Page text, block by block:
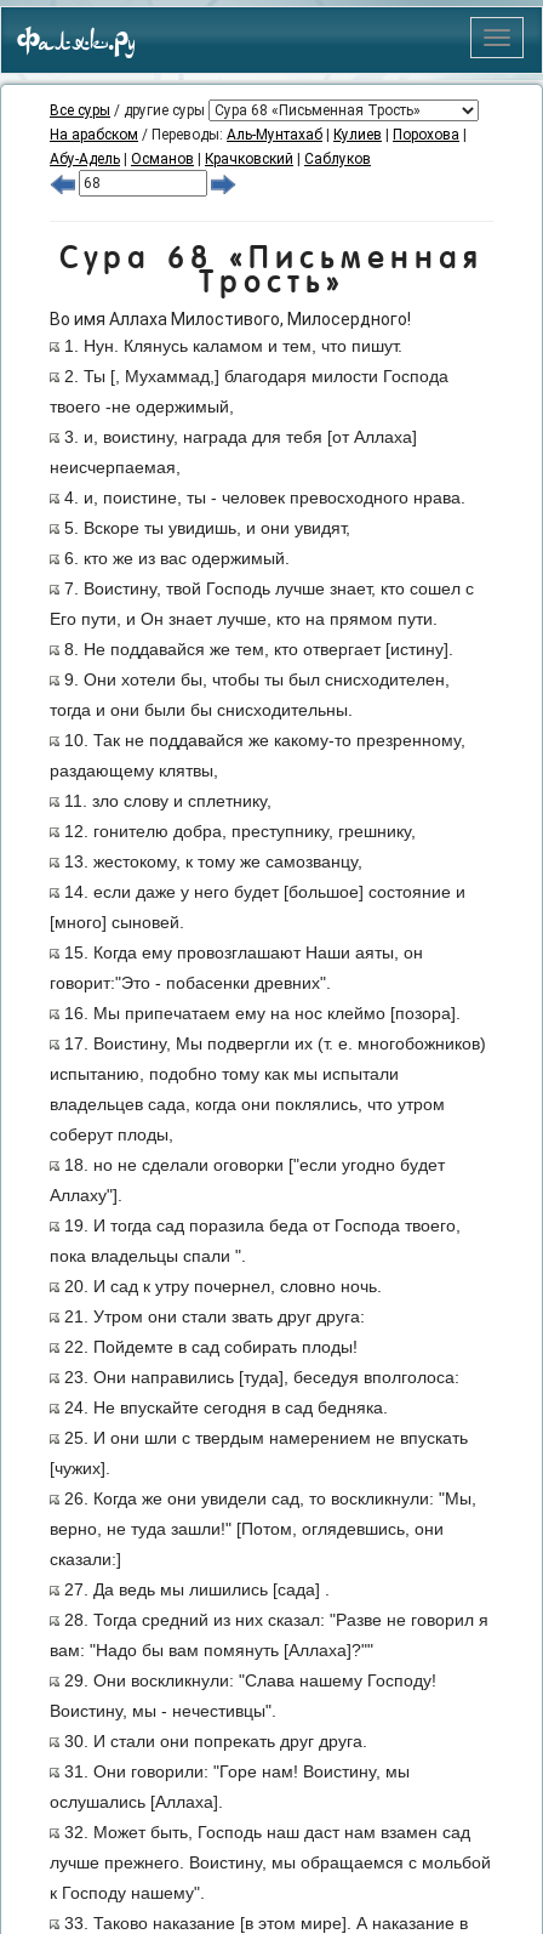
Меню
Фаляк.Ру
Все суры / другие суры
На арабском / Переводы: Аль-Мунтахаб Кулиев Порохова
Абу-Адель
Османов Крачковский Саблуков
Сура 68 «Письменная
Трость»
Во имя Аллаха Милостивого, Милосердного!
1. Нун. Клянусь каламом и тем, что пишут.
2. Ты [, Мухаммад,] благодаря милости Господа
твоего -не одержимый,
3. и, воистину, награда для тебя [от Аллаха]
неисчерпаемая,
4. и, поистине, ты - человек превосходного нрава.
5. Вскоре ты увидишь, и они увидят,
6. кто же из вас одержимый.
7. Воистину, твой Господь лучше знает, кто сошел с
Его пути, и Он знает лучше, кто на прямом пути.
8. Не поддавайся же тем, кто отвергает [истину].
9. Они хотели бы, чтобы ты был снисходителен,
тогда и они были бы снисходительны.
10. Так не поддавайся же какому-то презренному,
раздающему клятвы,
11. зло слову и сплетнику,
12. гонителю добра, преступнику, грешнику,
13. жестокому, к тому же самозванцу,
14. если даже у него будет [большое] состояние и
[много] сыновей.
15. Когда ему провозглашают Наши аяты, он
говорит:"Это - побасенки древних".
16. Мы припечатаем ему на нос клеймо [позора].
17. Воистину, Мы подвергли их (т. е. многобожников)
испытанию, подобно тому как мы испытали
владельцев сада, когда они поклялись, что утром
соберут плоды,
18. но не сделали оговорки ["если угодно будет
Аллаху"].
19. И тогда сад поразила беда от Господа твоего,
пока владельцы спали ".
20. И сад к утру почернел, словно ночь.
21. Утром они стали звать друг друга:
22. Пойдемте в сад собирать плоды!
23. Они направились [туда], беседуя вполголоса:
24. Не впускайте сегодня в сад бедняка.
25. И они шли с твердым намерением не впускать
[чужих].
26. Когда же они увидели сад, то воскликнули: "Мы,
верно, не туда зашли!" [Потом, оглядевшись, они
сказали:]
27. Да ведь мы лишились [сада] .
28. Тогда средний из них сказал: "Разве не говорил я
вам: "Надо бы вам помянуть [Аллаха]?""
29. Они воскликнули: "Слава нашему Господу!
Воистину, мы - нечестивцы".
30. И стали они попрекать друг друга.
31. Они говорили: "Горе нам! Воистину, мы
ослушались [Аллаха].
32. Может быть, Господь наш даст нам взамен сад
лучше прежнего. Воистину, мы обращаемся с мольбой
к Господу нашему".
33. Таково наказание [в этом мире]. А наказание в